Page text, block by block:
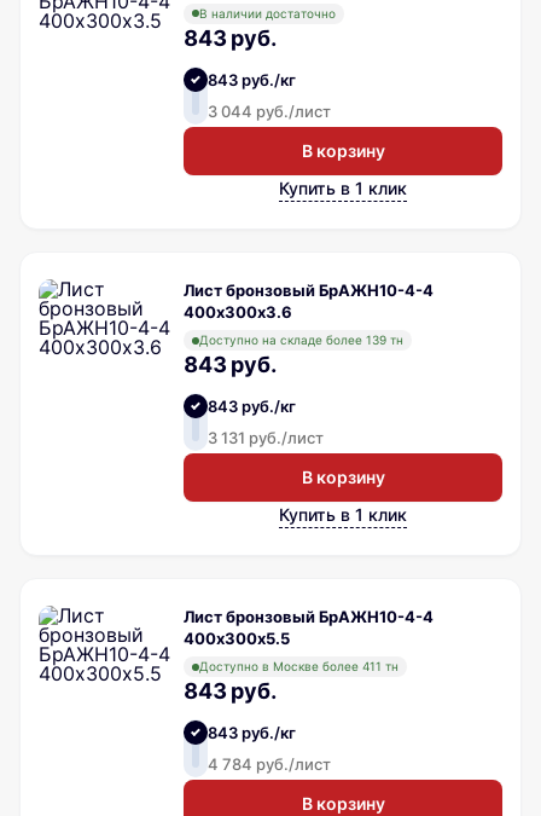
В наличии достаточно
843 руб.
843 руб./кг
3 044 руб./лист
В корзину
Купить в 1 клик
Лист бронзовый БрАЖН10-4-4
400х300х3.6
Доступно на складе более 139 тн
843 руб.
843 руб./кг
3 131 руб./лист
В корзину
Купить в 1 клик
Лист бронзовый БрАЖН10-4-4
400х300х5.5
Доступно в Москве более 411 тн
843 руб.
843 руб./кг
4 784 руб./лист
В корзину